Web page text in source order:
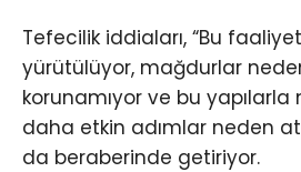
Tefecilik iddiaları, “Bu
yürütülüyor, mağdurlar
korunamıyor ve bu
daha etkin adımlar neden
da beraberinde getiriyor.